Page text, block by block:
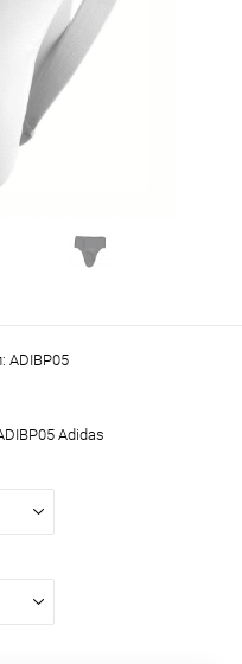
ADIBP05
Adidas